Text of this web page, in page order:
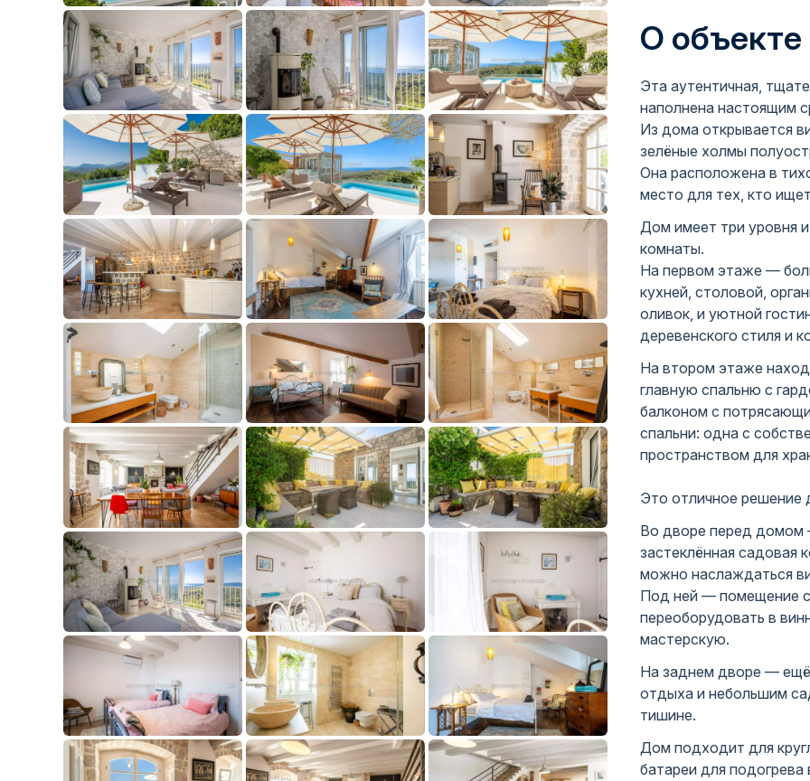
О
Эта аутентичная,
наполнена настоящим
Из дома открывается
зелёные холмы
Она расположена в
место для тех, кто
Дом имеет три уровня
комнаты.
На первом этаже —
кухней, столовой,
оливок, и уютной
деревенского стиля и
На втором этаже
главную спальню с
балконом с
спальни: одна с
пространством для
Это отличное решение
Во дворе перед домом
застеклённая садовая
можно наслаждаться
Под ней — помещение
переоборудовать в
мастерскую.
На заднем дворе —
отдыха и небольшим
тишине.
Дом подходит для
батареи для